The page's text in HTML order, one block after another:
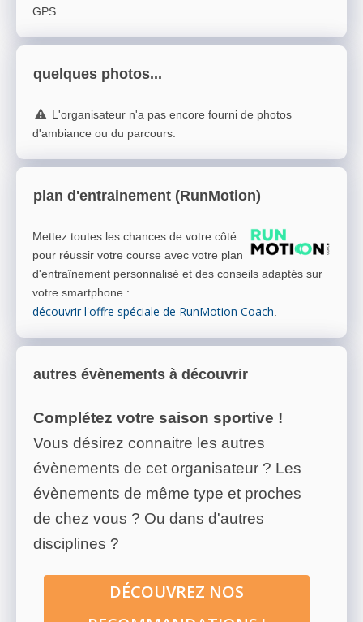
GPS.
quelques photos...
L'organisateur n'a pas encore fourni de photos
d'ambiance ou du parcours.
plan d'entrainement (RunMotion)
Mettez toutes les chances de votre côté
pour réussir votre course avec votre plan
d'entraînement personnalisé et des conseils adaptés sur
votre smartphone :
découvrir l'offre spéciale de RunMotion Coach
autres évènements à découvrir
Complétez votre saison sportive !
Vous désirez connaitre les autres
évènements de cet organisateur ? Les
évènements de même type et proches
de chez vous ? Ou dans d'autres
disciplines ?
DÉCOUVREZ NOS